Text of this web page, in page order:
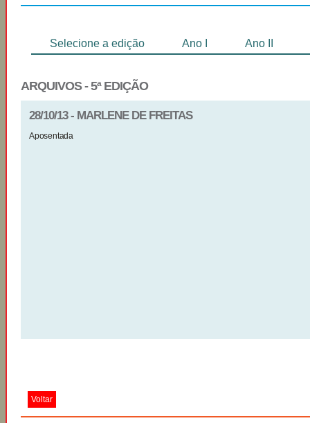
Selecione a edição Ano I Ano II
ARQUIVOS - 5ª EDIÇÃO
28/10/13 - MARLENE DE FREITAS
Aposentada
Voltar